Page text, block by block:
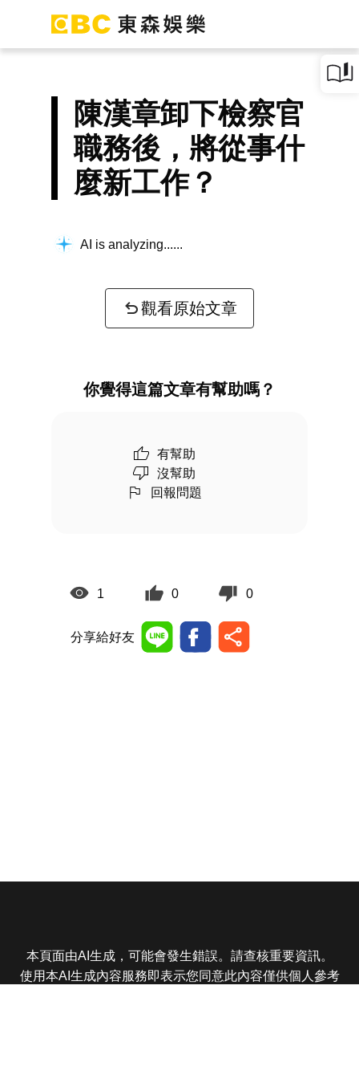
陳漢章卸下檢察官
職務後，將從事什
麼新工作？
AI is analyzing...
觀看原始文章
你覺得這篇文章有幫助嗎？
有幫助
沒幫助
回報問題
1 0 0
分享給好友
本頁面由AI生成，可能會發生錯誤。請查核重要資訊。
使用本AI生成內容服務即表示您同意此內容僅供個人參考